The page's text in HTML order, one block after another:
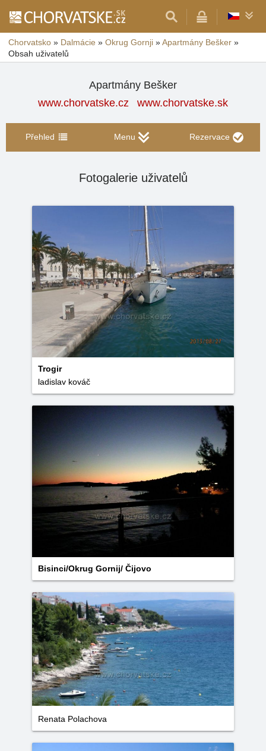
Chorvatsko » Dalmácie » Okrug Gornji »Apartmány Bešker »
Obsah uživatelů
Apartmány Bešker
www.chorvatske.cz
www.chorvatske.sk
Přehled Menu Rezervace
Fotogalerie uživatelů
Trogir
ladislav kováč
Bisinci/Okrug Gornij/ Čijovo
Renata Polachova